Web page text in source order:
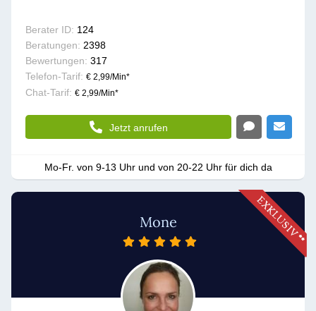
Berater ID: 124
Beratungen: 2398
Bewertungen: 317
Telefon-Tarif: € 2,99/Min*
Chat-Tarif: € 2,99/Min*
Jetzt anrufen
Mo-Fr. von 9-13 Uhr und von 20-22 Uhr für dich da
Mone